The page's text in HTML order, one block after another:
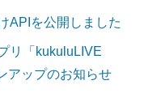
APIを公開しました
リ「kukuluLIVE
アップのお知らせ